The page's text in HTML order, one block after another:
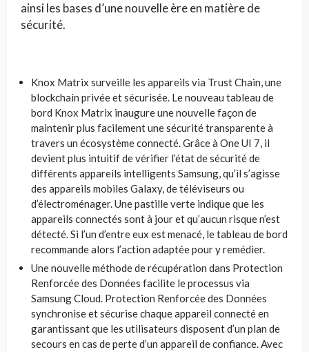
ainsi les bases d’une nouvelle ère en matière de
sécurité.
Knox Matrix surveille les appareils via Trust Chain, une
blockchain privée et sécurisée. Le nouveau tableau de
bord Knox Matrix inaugure une nouvelle façon de
maintenir plus facilement une sécurité transparente à
travers un écosystème connecté. Grâce à One UI 7, il
devient plus intuitif de vérifier l’état de sécurité de
différents appareils intelligents Samsung, qu’il s’agisse
des appareils mobiles Galaxy, de téléviseurs ou
d’électroménager. Une pastille verte indique que les
appareils connectés sont à jour et qu’aucun risque n’est
détecté. Si l’un d’entre eux est menacé, le tableau de bord
recommande alors l’action adaptée pour y remédier.
Une nouvelle méthode de récupération dans Protection
Renforcée des Données facilite le processus via
Samsung Cloud. Protection Renforcée des Données
synchronise et sécurise chaque appareil connecté en
garantissant que les utilisateurs disposent d’un plan de
secours en cas de perte d’un appareil de confiance. Avec